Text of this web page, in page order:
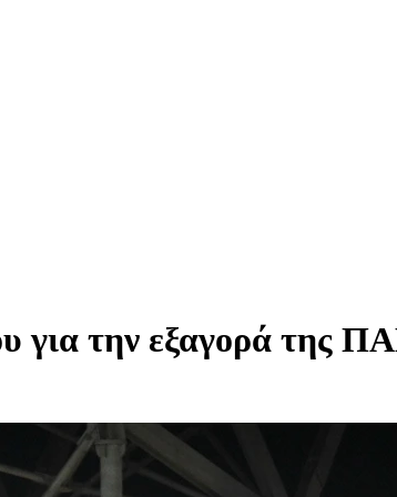
για την εξαγορά της